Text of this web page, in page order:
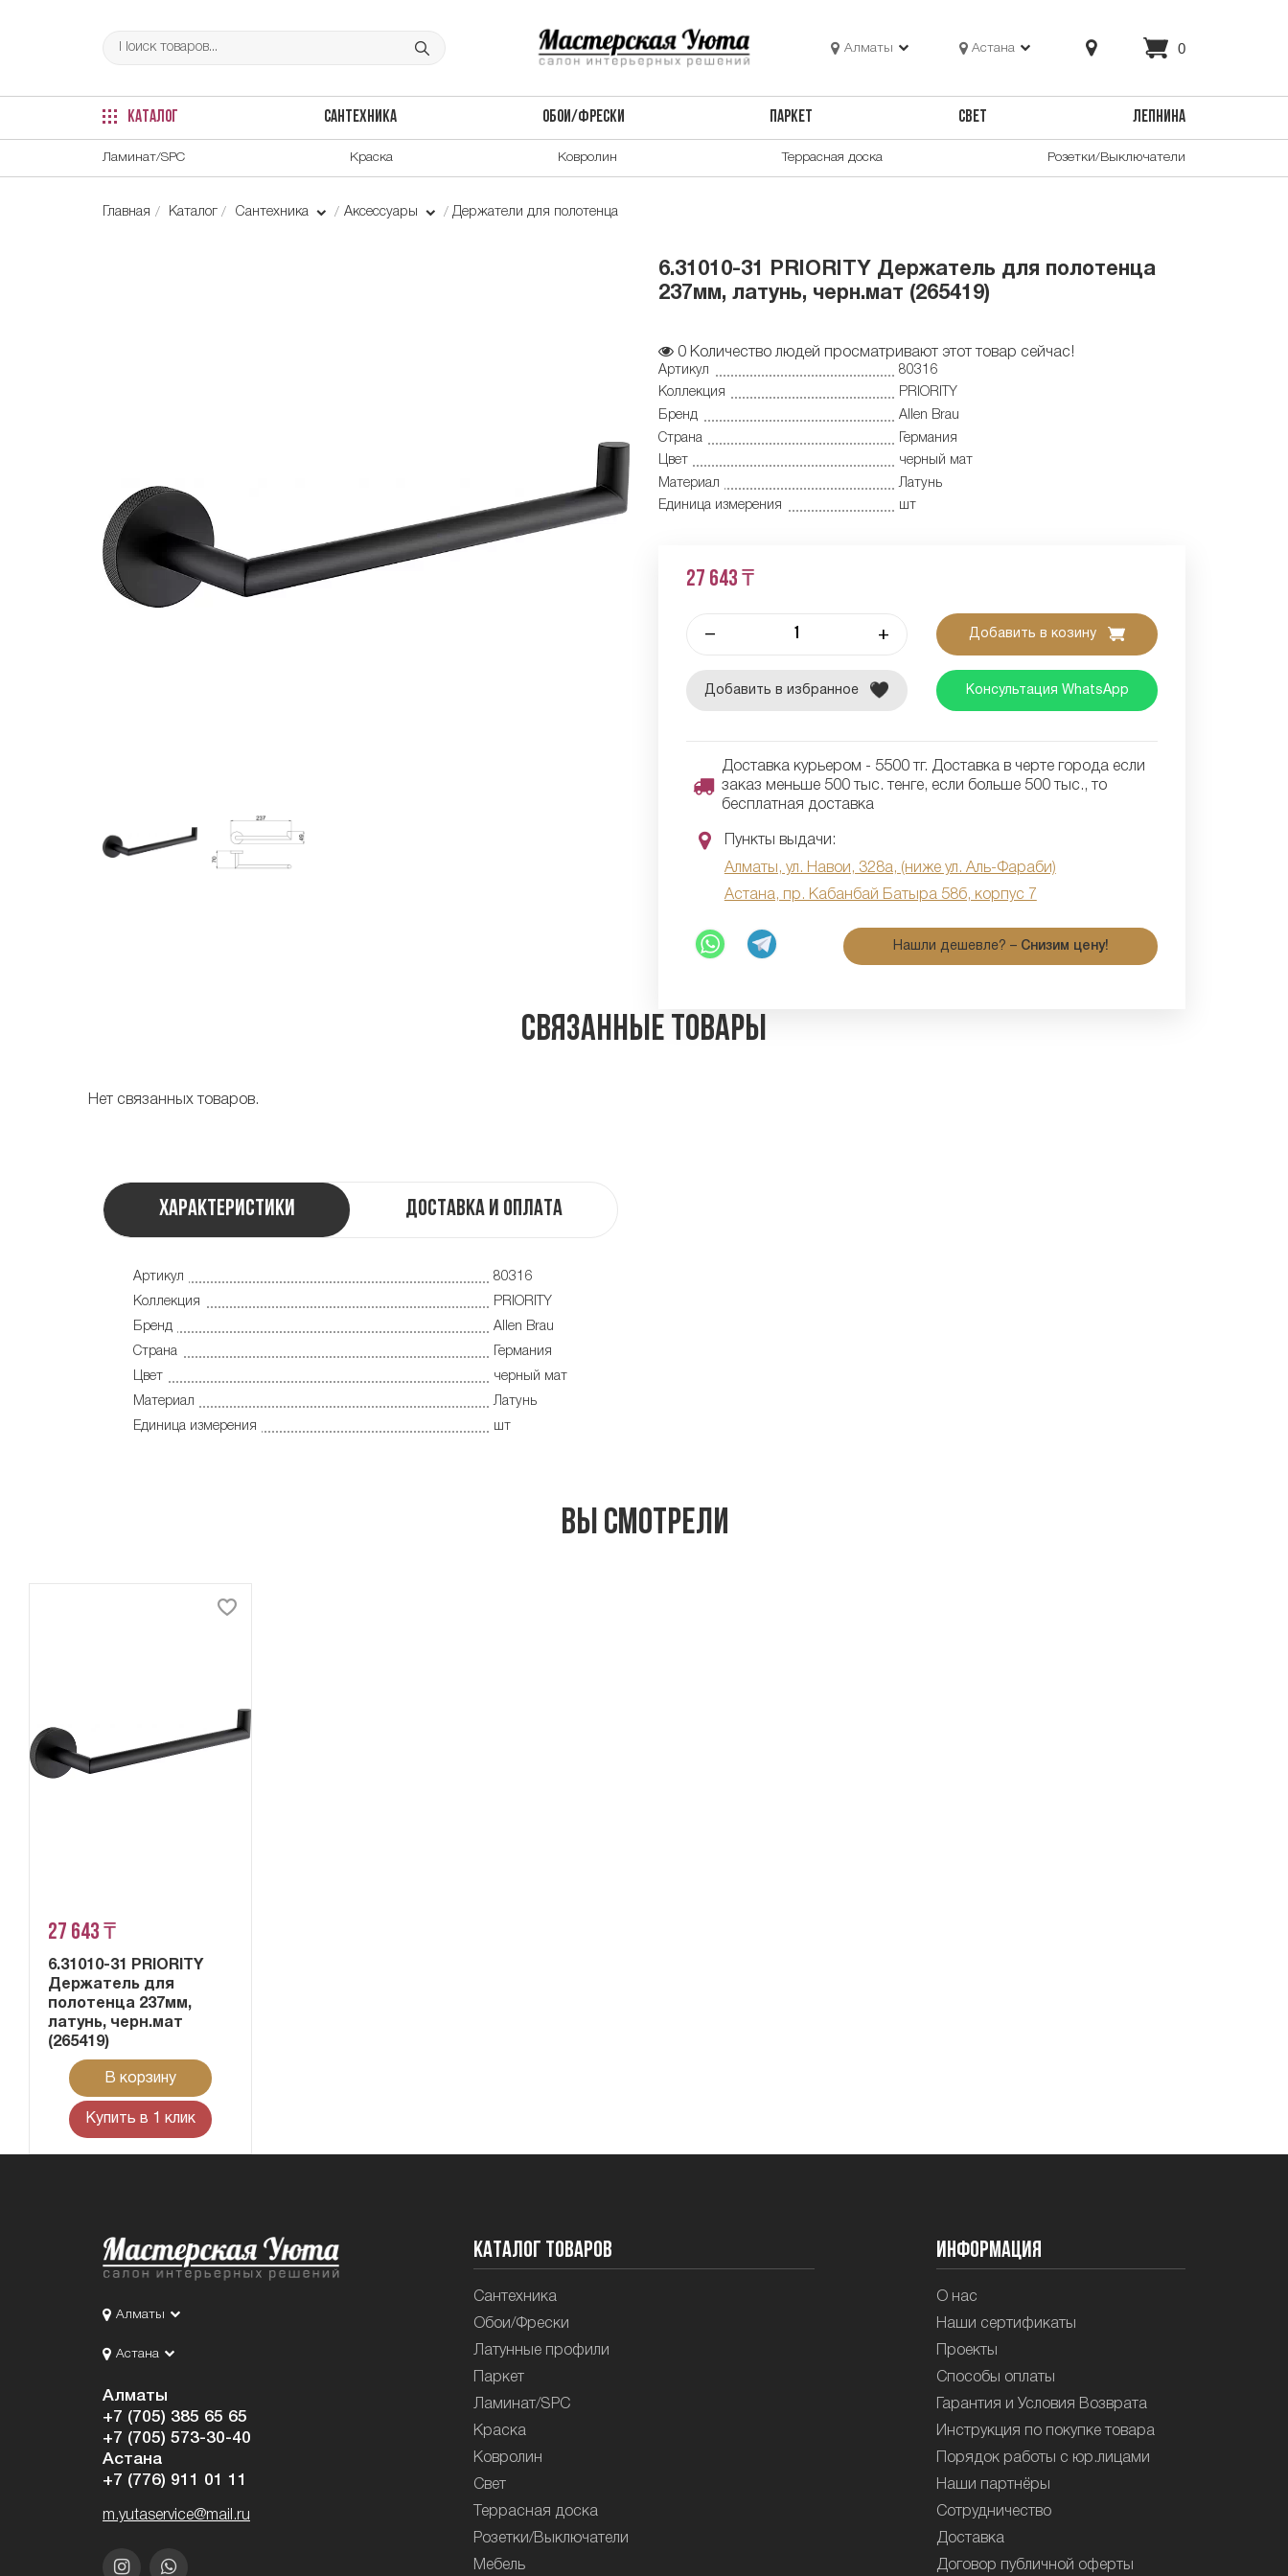
Алматы Астана 0
КАТАЛОГ САНТЕХНИКА ОБОИ/ФРЕСКИ ПАРКЕТ СВЕТ ЛЕПНИНА
Ламинат/SPC Краска Ковролин Террасная доска Розетки/Выключатели
Главная Каталог Сантехника Аксессуары Держатели для полотенца
6.31010-31 PRIORITY Держатель для полотенца
237мм, латунь, черн.мат (265419)
0 Количество людей просматривают этот товар сейчас!
Артикул
80316
Коллекция
PRIORITY
Бренд
Allen Brau
Страна
Германия
Цвет
черный мат
Материал
Латунь
Единица измерения
шт
27 643 ₸
– + Добавить в козину
Добавить в избранное Консультация WhatsApp
Доставка курьером - 5500 тг. Доставка в черте города если
заказ меньше 500 тыс. тенге, если больше 500 тыс., то
бесплатная доставка
Пункты выдачи:
Алматы, ул. Навои, 328а, (ниже ул. Аль-Фараби)
Астана, пр. Кабанбай Батыра 58б, корпус 7
Нашли дешевле? – Снизим цену!
Связанные товары
Нет связанных товаров.
Характеристики Доставка и оплата
Артикул
80316
Коллекция
PRIORITY
Бренд
Allen Brau
Страна
Германия
Цвет
черный мат
Материал
Латунь
Единица измерения
шт
Вы смотрели
27 643 ₸
6.31010-31 PRIORITY
Держатель для
полотенца 237мм,
латунь, черн.мат
(265419)
В корзину
Купить в 1 клик
Алматы
Астана
Алматы
+7 (705) 385 65 65
+7 (705) 573-30-40
Астана
+7 (776) 911 01 11
m.yutaservice@mail.ru
Каталог товаров
Сантехника
Обои/Фрески
Латунные профили
Паркет
Ламинат/SPC
Краска
Ковролин
Свет
Террасная доска
Розетки/Выключатели
Мебель
Информация
О нас
Наши сертификаты
Проекты
Способы оплаты
Гарантия и Условия Возврата
Инструкция по покупке товара
Порядок работы с юр.лицами
Наши партнёры
Сотрудничество
Доставка
Договор публичной оферты